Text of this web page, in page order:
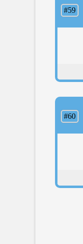
#59
#60